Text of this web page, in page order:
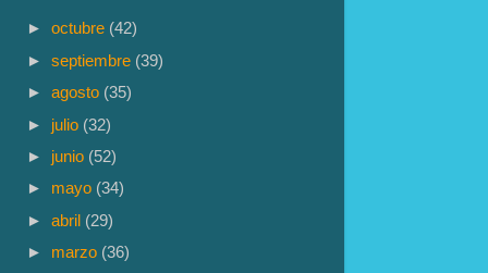
►octubre (42)
►septiembre (39)
►agosto (35)
► julio (32)
► junio (52)
► mayo (34)
►abril (29)
► marzo (36)